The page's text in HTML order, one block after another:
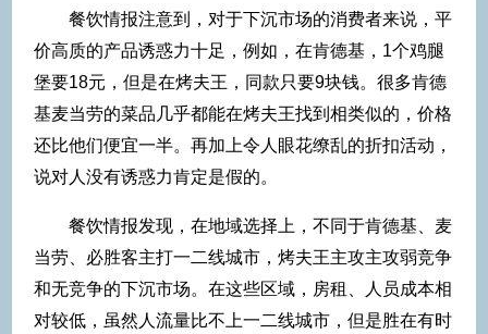
餐饮情报注意到，对于下沉市场的消费者来说，平
价高质的产品诱惑力十足，例如，在肯德基，1个鸡腿
堡要18元，但是在烤夫王，同款只要9块钱。很多肯德
基麦当劳的菜品几乎都能在烤夫王找到相类似的，价格
还比他们便宜一半。再加上令人眼花缭乱的折扣活动，
说对人没有诱惑力肯定是假的。
餐饮情报发现，在地域选择上，不同于肯德基、麦
当劳、必胜客主打一二线城市，烤夫王主攻主攻弱竞争
和无竞争的下沉市场。在这些区域，房租、人员成本相
对较低，虽然人流量比不上一二线城市，但是胜在有时